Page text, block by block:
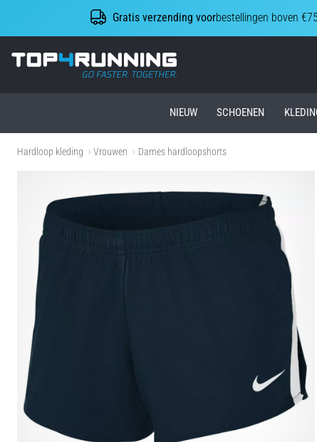
Gratis verzending voorbestellingen boven
Top4Running.nl
NIEUW SCHOENEN
Hardloop kleding Vrouwen Dames hardloopshorts